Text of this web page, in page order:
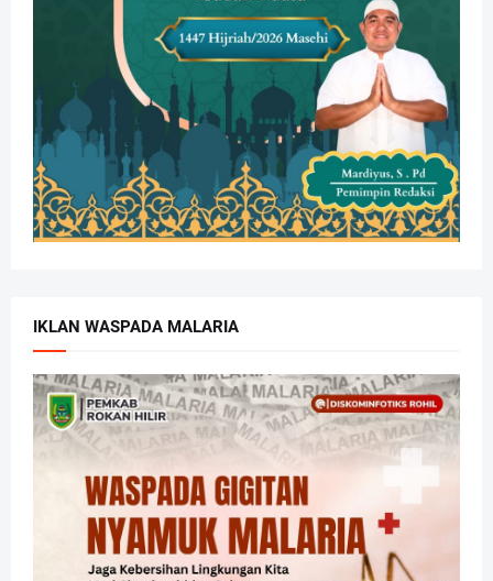
IKLAN WASPADA MALARIA